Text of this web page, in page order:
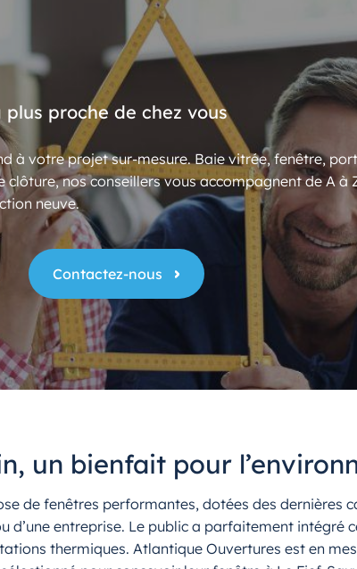
plus proche de chez vous
à votre projet sur-mesure. Baie vitrée, fenêtre,
clôture, nos conseillers vous accompagnent de A à
neuve.
Contactez-nous
un bienfait pour
de fenêtres performantes, dotées des dernières
d’une entreprise. Le public a parfaitement intégré
thermiques. Atlantique Ouvertures est en